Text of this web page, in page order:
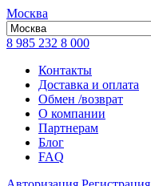
Москва
8 985 232 8 000
Контакты
Доставка и оплата
Обмен /возврат
О компании
Партнерам
Блог
FAQ